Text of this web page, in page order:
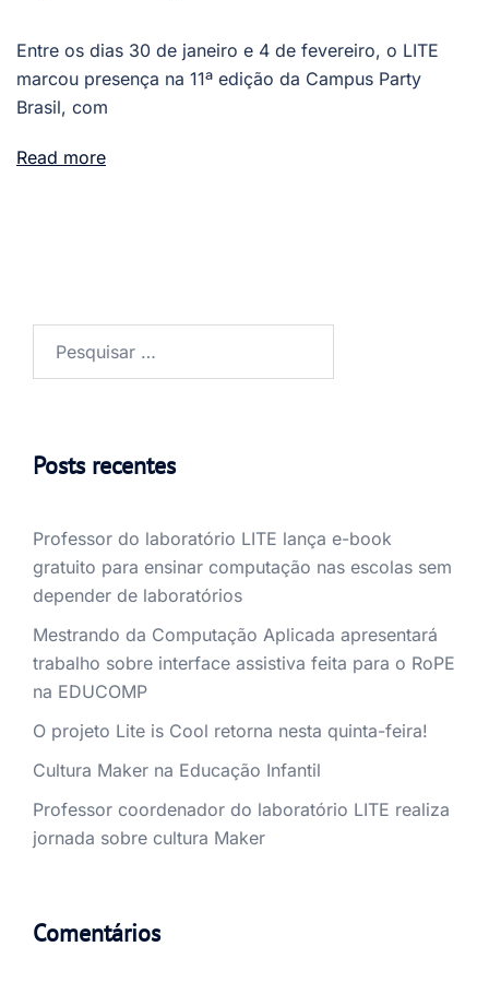
Entre os dias 30 de janeiro e 4 de fevereiro, o LITE
marcou presença na 11ª edição da Campus Party
Brasil, com
Read more
Posts recentes
Professor do laboratório LITE lança e-book
gratuito para ensinar computação nas escolas sem
depender de laboratórios
Mestrando da Computação Aplicada apresentará
trabalho sobre interface assistiva feita para o RoPE
na EDUCOMP
O projeto Lite is Cool retorna nesta quinta-feira!
Cultura Maker na Educação Infantil
Professor coordenador do laboratório LITE realiza
jornada sobre cultura Maker
Comentários